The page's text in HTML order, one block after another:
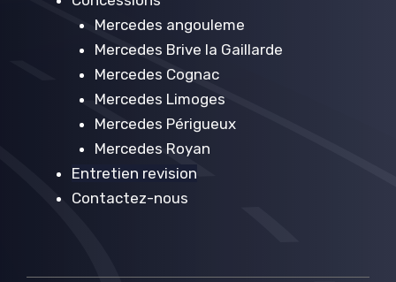
Mercedes angouleme
Mercedes Brive la Gaillarde
Mercedes Cognac
Mercedes Limoges
Mercedes Périgueux
Mercedes Royan
Entretien revision
Contactez-nous